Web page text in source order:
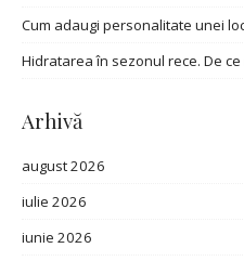
Cum adaugi personalitate unei
Hidratarea în sezonul rece. De
Arhivă
august 2026
iulie 2026
iunie 2026